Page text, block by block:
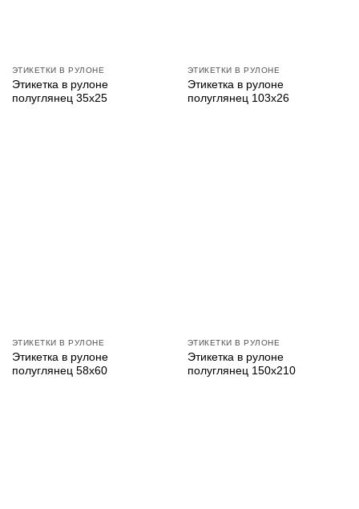
ЭТИКЕТКИ В РУЛОНЕ
Этикетка в рулоне
полуглянец 35х25
ЭТИКЕТКИ В РУЛОНЕ
Этикетка в рулоне
полуглянец 103х26
ЭТИКЕТКИ В РУЛОНЕ
Этикетка в рулоне
полуглянец 58х60
ЭТИКЕТКИ В РУЛОНЕ
Этикетка в рулоне
полуглянец 150х210